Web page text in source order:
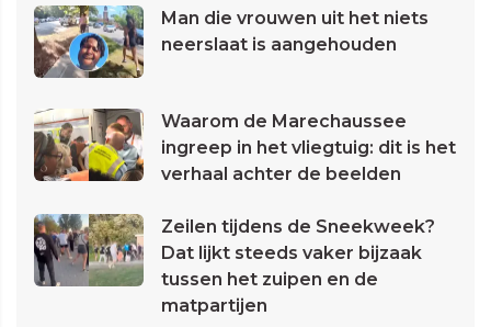
Man die vrouwen uit het niets
neerslaat is aangehouden
Waarom de Marechaussee
ingreep in het vliegtuig: dit is het
verhaal achter de beelden
Zeilen tijdens de Sneekweek?
Dat lijkt steeds vaker bijzaak
tussen het zuipen en de
matpartijen